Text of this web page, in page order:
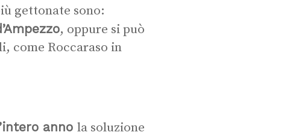
gettonate sono:
, oppure si può
come Roccaraso in
anno la soluzione